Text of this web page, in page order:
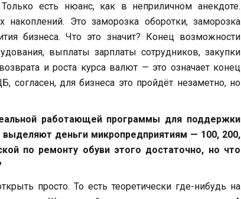
есть нюанс, как в неприличном анекдоте.
Это заморозка оборотки, заморозка
бизнеса. Что это значит? Конец возможности
выплаты зарплаты сотрудников, закупки
и роста курса валют — это означает конец
согласен, для бизнеса это пройдёт незаметно, но
работающей программы для поддержки
деньги микропредприятиям — 100, 200,
по ремонту обуви этого достаточно, но что
просто. То есть теоретически где-нибудь на